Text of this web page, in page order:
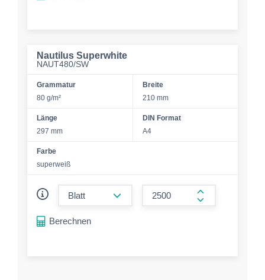
Nautilus Superwhite
NAUT480/SW
Grammatur
80 g/m²
Breite
210 mm
Länge
297 mm
DIN Format
A4
Farbe
superweiß
form.increase-
Berechnen